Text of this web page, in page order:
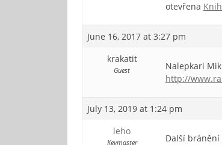
otevřena
June 16, 2017 at 3:27 pm
krakatit
Guest
Nalepkari
http://
July 13, 2019 at 1:24 pm
leho
Keymaster Další